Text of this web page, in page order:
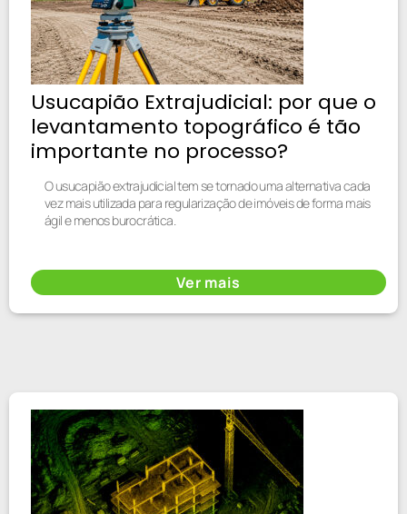
Usucapião Extrajudicial: por que o
levantamento topográfico é tão
importante no processo?
O usucapião extrajudicial tem se tornado uma alternativa cada
vez mais utilizada para regularização de imóveis de forma mais
ágil e menos burocrática.
Ver mais